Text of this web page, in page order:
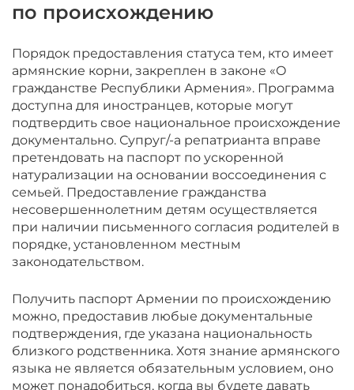
по происхождению
Порядок предоставления статуса тем, кто имеет
армянские корни, закреплен в законе «О
гражданстве Республики Армения». Программа
доступна для иностранцев, которые могут
подтвердить свое национальное происхождение
документально. Супруг/-а репатрианта вправе
претендовать на паспорт по ускоренной
натурализации на основании воссоединения с
семьей. Предоставление гражданства
несовершеннолетним детям осуществляется
при наличии письменного согласия родителей в
порядке, установленном местным
законодательством.
Получить паспорт Армении по происхождению
можно, предоставив любые документальные
подтверждения, где указана национальность
близкого родственника. Хотя знание армянского
языка не является обязательным условием, оно
может понадобиться, когда вы будете давать